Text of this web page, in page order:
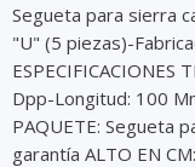
Segueta para sierra
"U" (5 piezas)-
ESPECIFICACIONES
Dpp-Longitud: 100
PAQUETE: Segueta
garantía ALTO EN